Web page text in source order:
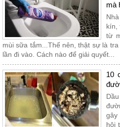
mà
kín,
từ
mùi sữa tắm...Thế nên, thật sự là
lần đi vào. Cách nào để giải quyết...
10
hôi